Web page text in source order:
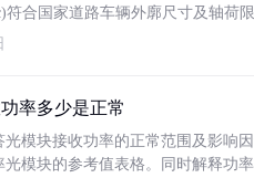
符合国家道路车辆外廓尺寸及轴荷
率多少是正常
光模块接收功率的正常范围及影响
光模块的参考值表格。同时解释功